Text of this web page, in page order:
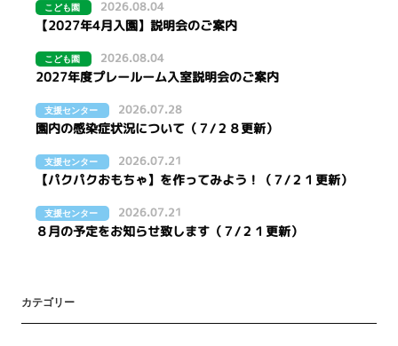
こども園 2026.08.04
【2027年4月入園】説明会のご案内
こども園 2026.08.04
2027年度プレールーム入室説明会のご案内
支援センター 2026.07.28
園内の感染症状況について（７/２８更新）
支援センター 2026.07.21
【パクパクおもちゃ】を作ってみよう！（７/２１更新）
支援センター 2026.07.21
８月の予定をお知らせ致します（７/２１更新）
カテゴリー